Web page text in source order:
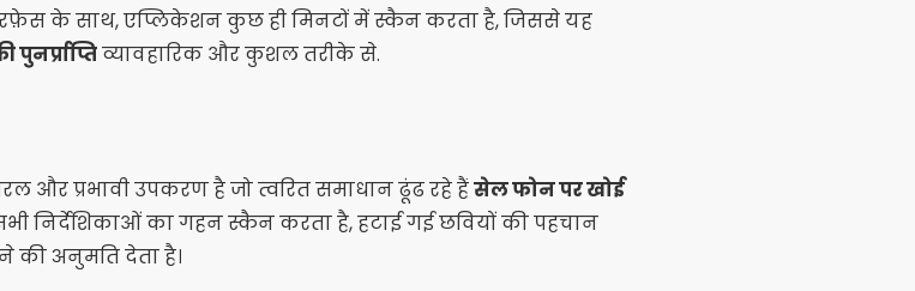
के साथ, एप्लिकेशन कुछ ही मिनटों में स्कैन करता है, जिससे यह
व्यावहारिक और कुशल तरीके से.
और प्रभावी उपकरण है जो त्वरित समाधान ढूंढ रहे हैंसेल फोन पर खोई
निर्देशिकाओं का गहन स्कैन करता है, हटाई गई छवियों की पहचान
की अनुमति देता है।